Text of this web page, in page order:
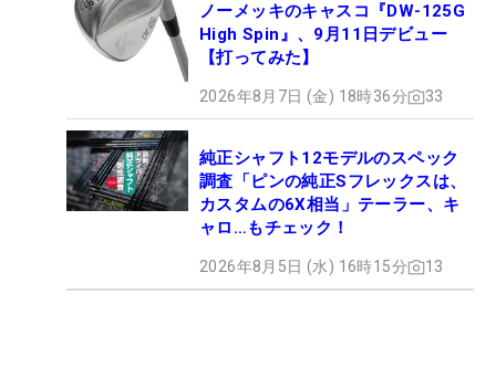
ノーメッキのキャスコ『DW-125G
High Spin』、9月11日デビュー
【打ってみた】
2026年8月7日 (金) 18時36分 33
純正シャフト12モデルのスペック
調査「ピンの純正Sフレックスは、
カスタムの6X相当」テーラー、キ
ャロ…もチェック！
2026年8月5日 (水) 16時15分 13